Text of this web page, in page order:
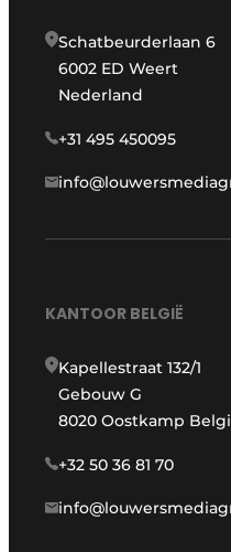
Schatbeurderlaan 6
6002 ED Weert
Nederland
+31 495 450095
KANTOOR BELGIË
Kapellestraat 132/1
Gebouw G
8020 Oostkamp
+32 50 36 81 70